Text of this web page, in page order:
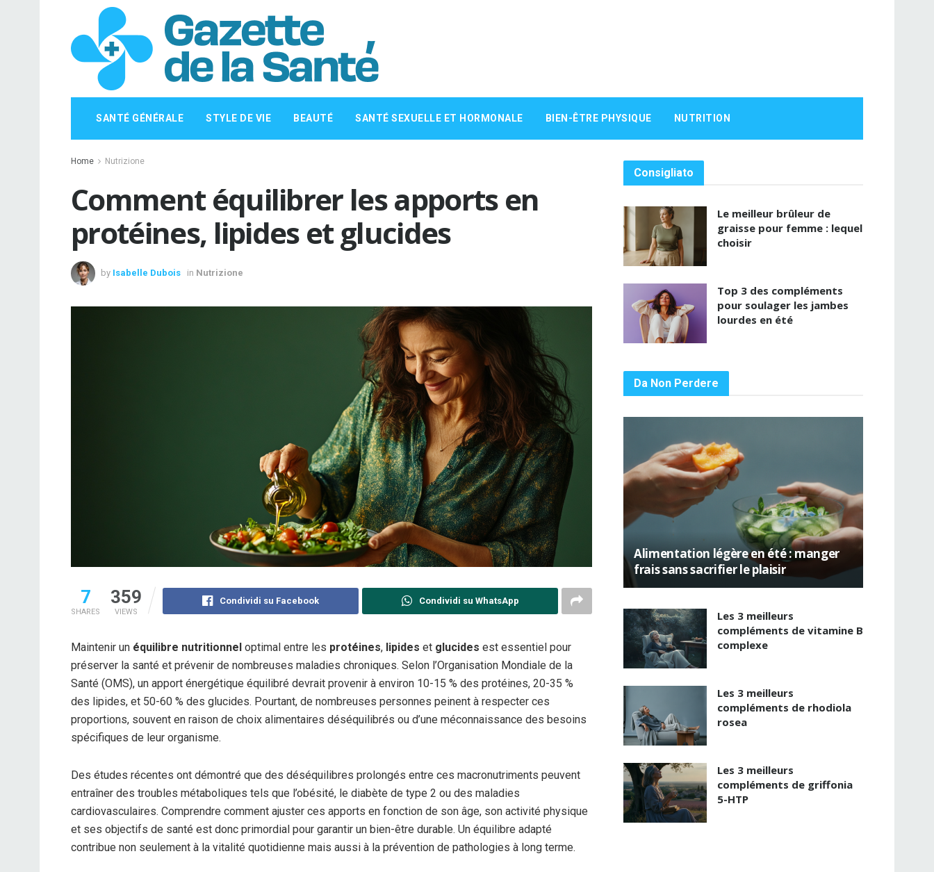
SANTÉ GÉNÉRALE STYLE DE VIE BEAUTÉ SANTÉ SEXUELLE ET HORMONALE BIEN-ÊTRE PHYSIQUE NUTRITION
Home Nutrizione
Comment équilibrer les apports en
protéines, lipides et glucides
by Isabelle Dubois in Nutrizione
7
SHARES
359
VIEWS
Condividi su Facebook Condividi su WhatsApp
Maintenir un équilibre nutritionnel optimal entre les protéines, lipides et glucides est essentiel pour
préserver la santé et prévenir de nombreuses maladies chroniques. Selon l’Organisation Mondiale de la
Santé (OMS), un apport énergétique équilibré devrait provenir à environ 10-15 % des protéines, 20-35 %
des lipides, et 50-60 % des glucides. Pourtant, de nombreuses personnes peinent à respecter ces
proportions, souvent en raison de choix alimentaires déséquilibrés ou d’une méconnaissance des besoins
spécifiques de leur organisme.
Des études récentes ont démontré que des déséquilibres prolongés entre ces macronutriments peuvent
entraîner des troubles métaboliques tels que l’obésité, le diabète de type 2 ou des maladies
cardiovasculaires. Comprendre comment ajuster ces apports en fonction de son âge, son activité physique
et ses objectifs de santé est donc primordial pour garantir un bien-être durable. Un équilibre adapté
contribue non seulement à la vitalité quotidienne mais aussi à la prévention de pathologies à long terme.
Consigliato
Le meilleur brûleur de
graisse pour femme : lequel
choisir
Top 3 des compléments
pour soulager les jambes
lourdes en été
Da Non Perdere
Alimentation légère en été : manger
frais sans sacrifier le plaisir
Les 3 meilleurs
compléments de vitamine B
complexe
Les 3 meilleurs
compléments de rhodiola
rosea
Les 3 meilleurs
compléments de griffonia
5-HTP